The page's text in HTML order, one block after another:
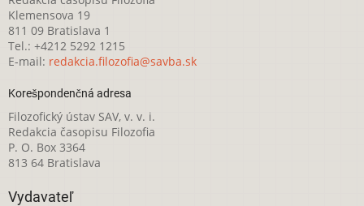
Klemensova 19
811 09 Bratislava 1
Tel.: +4212 5292 1215
E-mail: redakcia.filozofia@savba.sk
Korešpondenčná adresa
Filozofický ústav SAV, v. v. i.
Redakcia časopisu Filozofia
P. O. Box 3364
813 64 Bratislava
Vydavateľ